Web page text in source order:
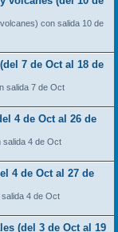
con salida 10 de
7 de Oct al 18 de
salida 7 de Oct
4 de Oct al 26 de
salida 4 de Oct
4 de Oct al 27 de
4 de Oct
(del 3 de Oct al 19